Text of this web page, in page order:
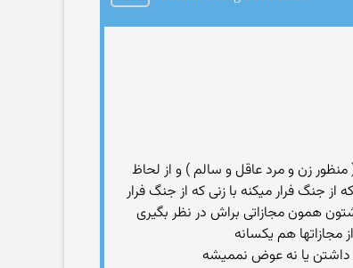
زن و مرد عاقل و سالم ) و از لحاظ
فرار میکنه با زنی که از جنگ فرار
همون مجازاتی براش در نظر بگیری